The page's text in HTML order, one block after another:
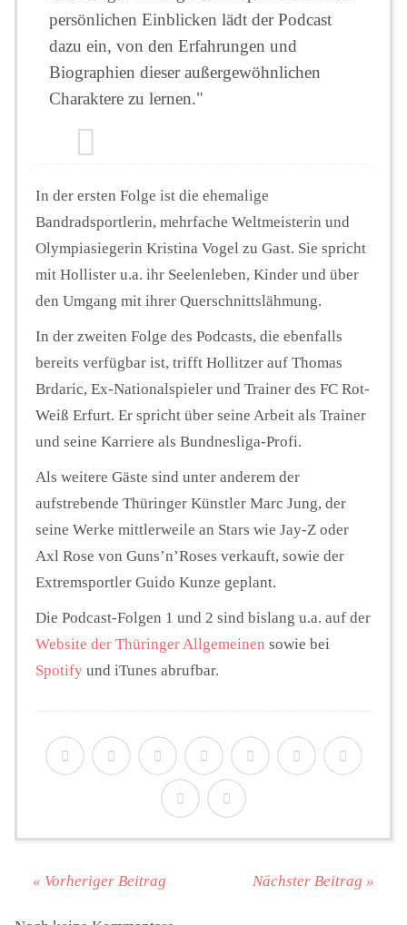
persönlichen Einblicken lädt der Podcast
dazu ein, von den Erfahrungen und
Biographien dieser außergewöhnlichen
Charaktere zu lernen."
In der ersten Folge ist die ehemalige
Bandradsportlerin, mehrfache Weltmeisterin und
Olympiasiegerin Kristina Vogel zu Gast. Sie spricht
mit Hollister u.a. ihr Seelenleben, Kinder und über
den Umgang mit ihrer Querschnittslähmung.
In der zweiten Folge des Podcasts, die ebenfalls
bereits verfügbar ist, trifft Hollitzer auf Thomas
Brdaric, Ex-Nationalspieler und Trainer des FC Rot-
Weiß Erfurt. Er spricht über seine Arbeit als Trainer
und seine Karriere als Bundnesliga-Profi.
Als weitere Gäste sind unter anderem der
aufstrebende Thüringer Künstler Marc Jung, der
seine Werke mittlerweile an Stars wie Jay-Z oder
Axl Rose von Guns’n’Roses verkauft, sowie der
Extremsportler Guido Kunze geplant.
Die Podcast-Folgen 1 und 2 sind bislang u.a. auf der
Website der Thüringer Allgemeinen sowie bei
Spotify und iTunes abrufbar.
« Vorheriger Beitrag Nächster Beitrag »